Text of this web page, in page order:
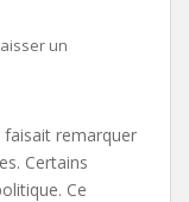
un
faisait remarquer
Certains
Ce